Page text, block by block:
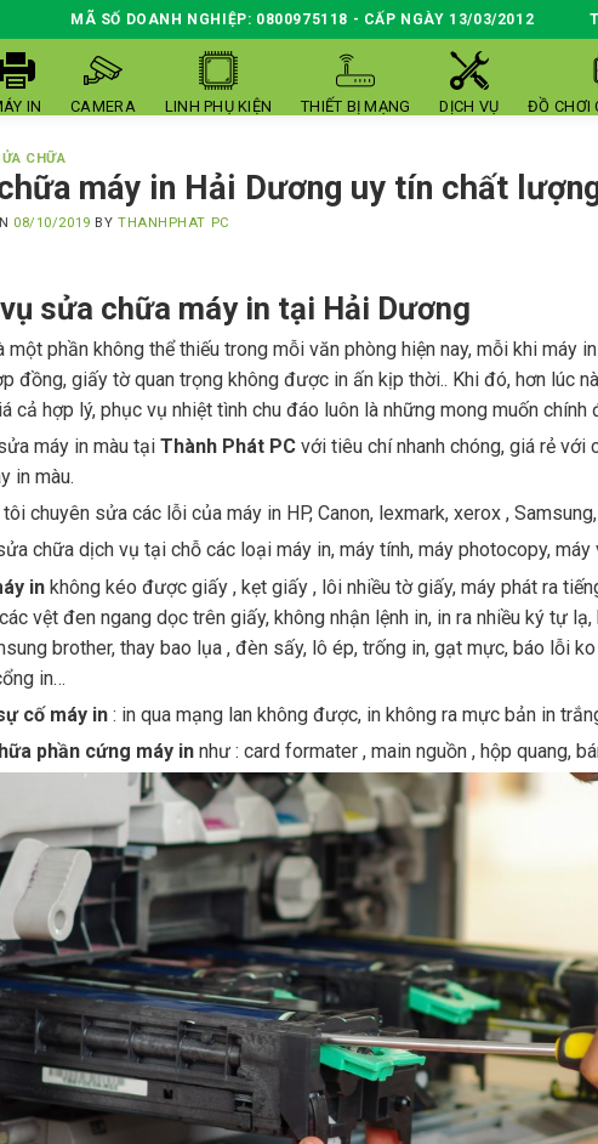
MÃ SỐ DOANH NGHIỆP: 0800975118 - CẤP NGÀY 13/03/2012
IN CAMERA LINH PHỤ KIỆN THIẾT BỊ MẠNG DỊCH VỤ ĐỒ CHƠI
CHỮA
máy in Hải Dương uy tín chất
08/10/2019 BY THANHPHAT PC
sửa chữa máy in tại Hải Dương
một phần không thể thiếu trong mỗi văn phòng hiện nay, mỗi khi
đồng, giấy tờ quan trọng không được in ấn kịp thời.. Khi đó, hơn lúc
cả hợp lý, phục vụ nhiệt tình chu đáo luôn là những mong muốn chính
máy in màu tại Thành Phát PCvới tiêu chí nhanh chóng, giá rẻ với
in màu.
tôi chuyên sửa các lỗi của máy in HP, Canon, lexmark, xerox ,
chữa dịch vụ tại chỗ các loại máy in, máy tính, máy photocopy, máy
in không kéo được giấy , kẹt giấy , lôi nhiều tờ giấy, máy phát ra
vệt đen ngang dọc trên giấy, không nhận lệnh in, in ra nhiều ký tự
brother, thay bao lụa , đèn sấy, lô ép, trống in, gạt mực, báo lỗi
in…
cố máy in: in qua mạng lan không được, in không ra mực bản in
phần cứng máy innhư : card formater , main nguồn , hộp quang,